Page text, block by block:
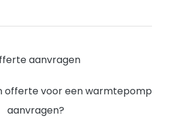
aanvragen
offerte voor een warmtepomp
aanvragen?